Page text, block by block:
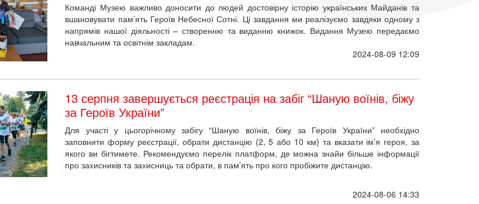
Команді Музею важливо доносити до людей достовірну історію українських Майданів та
вшановувати пам’ять Героїв Небесної Сотні. Ці завдання ми реалізуємо завдяки одному з
напрямів нашої діяльності – створенню та виданню книжок. Видання Музею передаємо
навчальним та освітнім закладам.
2024-08-09 12:09
13 серпня завершується реєстрація на забіг “Шаную воїнів, біжу
за Героїв України”
Для участі у цьогорічному забігу “Шаную воїнів, біжу за Героїв України” необхідно
заповнити форму реєстрації, обрати дистанцію (2, 5 або 10 км) та вказати ім’я героя, за
якого ви бігтимете. Рекомендуємо перелік платформ, де можна знайи більше інформації
про захисників та захисниць та обрати, в пам’ять про кого пробіжите дистанцію.
2024-08-06 14:33